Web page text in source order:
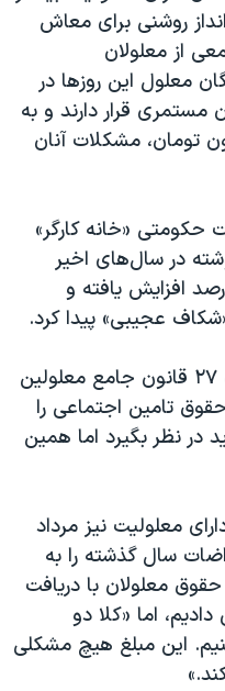
روشنی برای معاش
از معلولان
معلول این روزها در
قرار دارند و به
تومان، مشکلات آنان
حکومتی «خانه کارگر»
در سال‌های اخیر
بسیاری از کالاها تا ۴۰۰ درصد افزایش یافته و
عجیبی» پیدا کرد.
در این گزارش آمده است در ماده ۲۷ قانون جامع معلولین
تامین اجتماعی را
در نظر بگیرد اما همین
معلولیت نیز مرداد
سال گذشته را به
از حقوق معلولان با دریافت
دادیم، اما «کلا دو
این مبلغ هیچ مشکلی